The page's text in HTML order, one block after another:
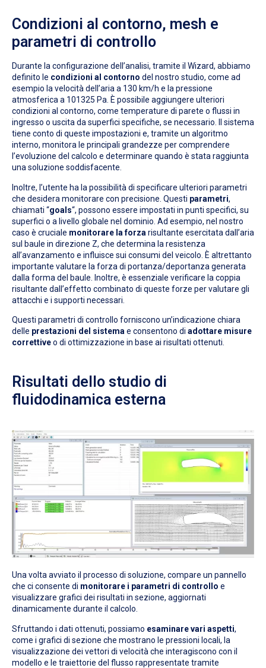
Condizioni al contorno, mesh e
parametri di controllo
Durante la configurazione dell’analisi, tramite il Wizard, abbiamo
definito le condizioni al contorno del nostro studio, come ad
esempio la velocità dell’aria a 130 km/h e la pressione
atmosferica a 101325 Pa. È possibile aggiungere ulteriori
condizioni al contorno, come temperature di parete o flussi in
ingresso o uscita da superfici specifiche, se necessario. Il sistema
tiene conto di queste impostazioni e, tramite un algoritmo
interno, monitora le principali grandezze per comprendere
l’evoluzione del calcolo e determinare quando è stata raggiunta
una soluzione soddisfacente.
Inoltre, l’utente ha la possibilità di specificare ulteriori parametri
che desidera monitorare con precisione. Questi parametri,
chiamati “goals“, possono essere impostati in punti specifici, su
superfici o a livello globale nel dominio. Ad esempio, nel nostro
caso è cruciale monitorare la forza risultante esercitata dall’aria
sul baule in direzione Z, che determina la resistenza
all’avanzamento e influisce sui consumi del veicolo. È altrettanto
importante valutare la forza di portanza/deportanza generata
dalla forma del baule. Inoltre, è essenziale verificare la coppia
risultante dall’effetto combinato di queste forze per valutare gli
attacchi e i supporti necessari.
Questi parametri di controllo forniscono un’indicazione chiara
delle prestazioni del sistema e consentono di adottare misure
correttiveo di ottimizzazione in base ai risultati ottenuti.
Risultati dello studio di
fluidodinamica esterna
Una volta avviato il processo di soluzione, compare un pannello
che ci consente di monitorare i parametri di controllo e
visualizzare grafici dei risultati in sezione, aggiornati
dinamicamente durante il calcolo.
Sfruttando i dati ottenuti, possiamo esaminare vari aspetti,
come i grafici di sezione che mostrano le pressioni locali, la
visualizzazione dei vettori di velocità che interagiscono con il
modello e le traiettorie del flusso rappresentate tramite